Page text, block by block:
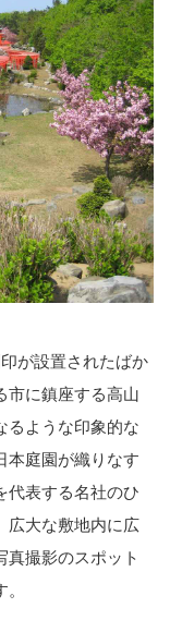
が設置されたばか
市に鎮座する高山
るような印象的な
本庭園が織りなす
代表する名社のひ
広大な敷地内に広
真撮影のスポット